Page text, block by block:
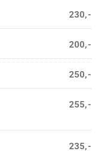
230,-
200,-
250,-
255,-
235,-